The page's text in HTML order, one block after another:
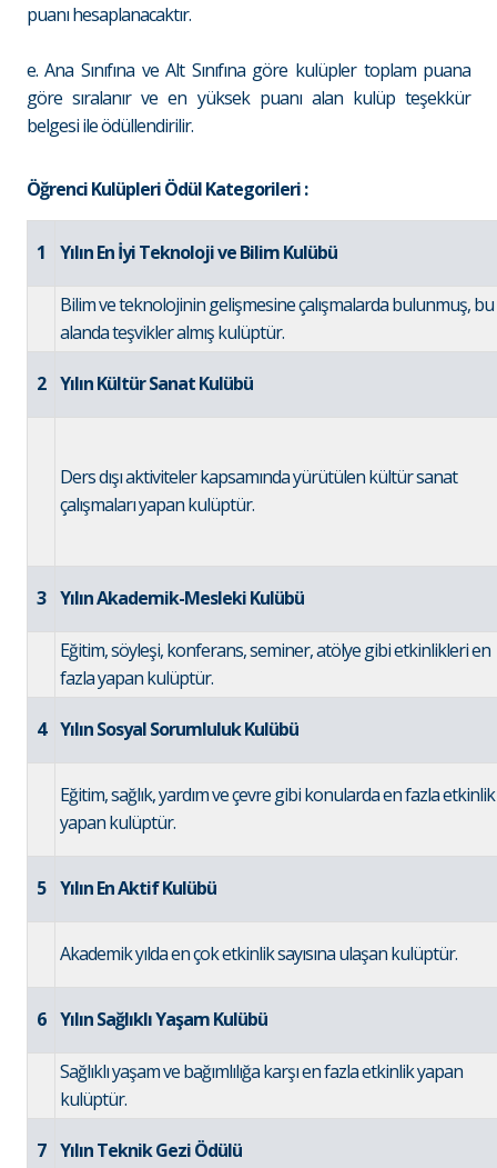
puanı hesaplanacaktır.
e. Ana Sınıfına ve Alt Sınıfına göre kulüpler toplam puana
göre sıralanır ve en yüksek puanı alan kulüp teşekkür
belgesi ile ödüllendirilir.
Öğrenci Kulüpleri Ödül Kategorileri :
1 Yılın En İyi Teknoloji ve Bilim Kulübü
Bilim ve teknolojinin gelişmesine çalışmalarda bulunmuş, bu
alanda teşvikler almış kulüptür.
2 Yılın Kültür Sanat Kulübü
Ders dışı aktiviteler kapsamında yürütülen kültür sanat
çalışmaları yapan kulüptür.
3 Yılın Akademik-Mesleki Kulübü
Eğitim, söyleşi, konferans, seminer, atölye gibi etkinlikleri en
fazla yapan kulüptür.
4 Yılın Sosyal Sorumluluk Kulübü
Eğitim, sağlık, yardım ve çevre gibi konularda en fazla etkinlik
yapan kulüptür.
5 Yılın En Aktif Kulübü
Akademik yılda en çok etkinlik sayısına ulaşan kulüptür.
6 Yılın Sağlıklı Yaşam Kulübü
Sağlıklı yaşam ve bağımlılığa karşı en fazla etkinlik yapan
kulüptür.
7 Yılın Teknik Gezi Ödülü